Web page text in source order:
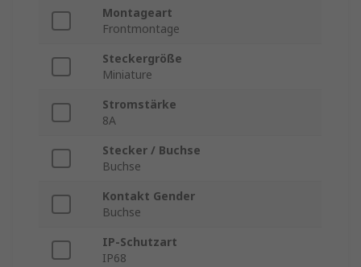
Montageart
Frontmontage
Steckergröße
Miniature
Stromstärke
8A
Stecker / Buchse
Buchse
Kontakt Gender
Buchse
IP-Schutzart
IP68